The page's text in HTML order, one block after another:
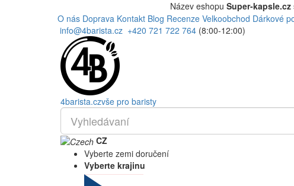
Název eshopu Super-kapsle.cz
O nás Doprava Kontakt Blog Recenze Velkoobchod Dárkové
info@4barista.cz +420 721 722 764 (8:00-12:00)
4barista.czvše pro baristy
CZ
Vyberte zemi doručení
Vyberte krajinu